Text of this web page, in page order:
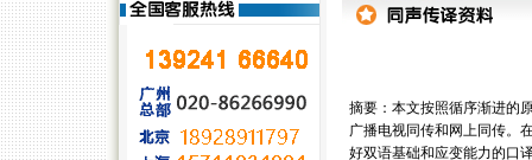
摘要：本文按照循序渐进的
广播电视同传和网上同传。
好双语基础和应变能力的口